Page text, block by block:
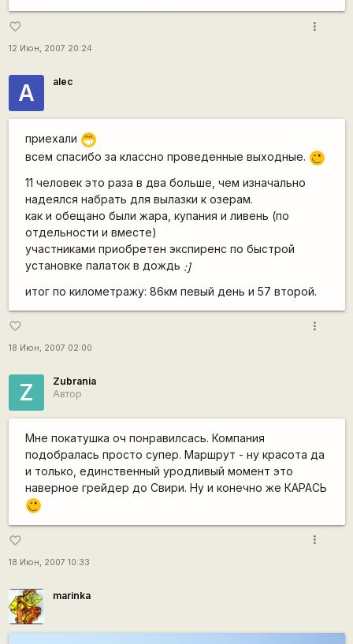
favorite_border
12 Июн, 2007 20:24
more_vert
А alec
приехали ;D
всем спасибо за классно проведенные выходные.
;)
11 человек это раза в два больше, чем изначально
надеялся набрать для вылазки к озерам.
как и обещано были жара, купания и ливень (по
отдельности и вместе)
участниками приобретен экспиренс по быстрой
установке палаток в дождь :]
итог по километражу: 86км певый день и 57 второй.
favorite_border
18 Июн, 2007 02:00
more_vert
Z
Zubrania
Автор
Мне покатушка оч понравилсась. Компания
подобралась просто супер. Маршрут - ну красота да
и только, единственный уродливый момент это
наверное грейдер до Свири. Ну и конечно же КАРАСЬ
;)
favorite_border
18 Июн, 2007 10:33
more_vert
marinka